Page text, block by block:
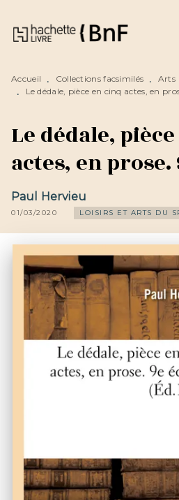
MENU RECHERCHE
Accueil • Collections facsimilés • Arts
•
Le dédale, pièce en cinq actes, en
Le dédale,
actes, en
Paul Hervieu
01/03/2020 LOISIRS ET ARTS DU